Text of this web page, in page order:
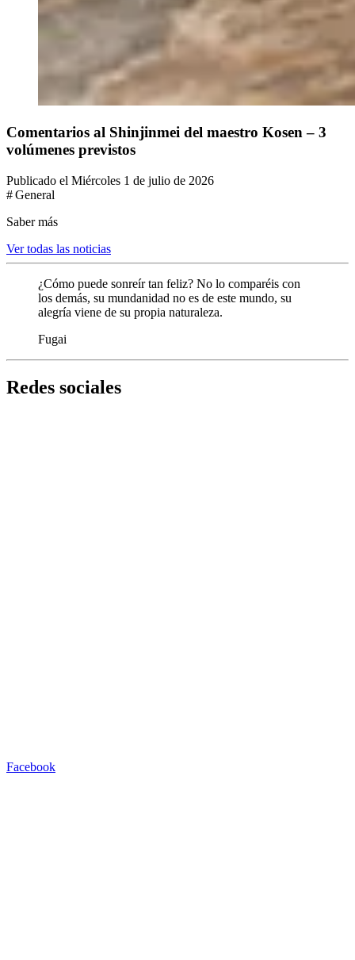
Comentarios al Shinjinmei del maestro Kosen – 3
volúmenes previstos
Publicado el Miércoles 1 de julio de 2026
# General
Saber más
Ver todas las noticias
¿Cómo puede sonreír tan feliz? No lo comparéis con
los demás, su mundanidad no es de este mundo, su
alegría viene de su propia naturaleza.
Fugai
Redes sociales
Facebook